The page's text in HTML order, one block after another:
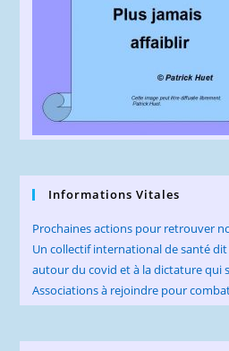
Informations Vitales
Prochaines actions pour retrouver
Un collectif international de santé
autour du covid et à la dictature qui
Associations à rejoindre pour